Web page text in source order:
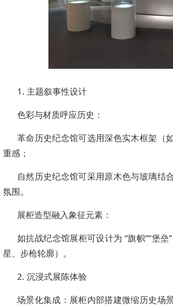
1. 主题叙事性设计
色彩与材质呼应历史：
革命历史纪念馆可选用深色实木框架（
重感；
自然历史纪念馆可采用原木色与玻璃结
氛围。
展柜造型融入象征元素：
如抗战纪念馆展柜可设计为 “旗帜”“堡
星、步枪轮廓）。
2. 沉浸式展陈体验
场景化集成：展柜内部搭建微缩历史场